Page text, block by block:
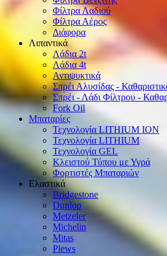
Φίλτρα Λαδιού
Φίλτρα Αέρος
Διάφορα
Λιπαντικά
Λάδια 2t
Λάδια 4t
Αντιψυκτικά
Σπρέι Αλυσίδας -
Σπρέι - Λάδι Φίλτρου -
Fork Oil
Μπαταρίες
Τεχνολογία LITHIUM ION
Τεχνολογία LITHIUM
Τεχνολογία GEL
Κλειστού Τύπου με Υγρά
Φορτιστές Μπαταριών
Ελαστικά
Bridgestone
Dunlop
Metzeler
Michelin
Mitas
Plews